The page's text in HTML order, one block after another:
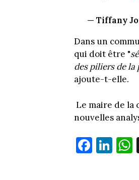
— Tiffany
Dans un
qui doit être "
des piliers de
ajoute-t-elle.
Le maire de la
nouvelles
Fa
ce
Li
nk